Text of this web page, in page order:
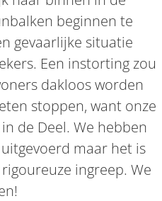
beginnen te
gevaarlijke situatie
Een instorting zou
dakloos worden
stoppen, want onze
de Deel. We hebben
maar het is
ingreep. We